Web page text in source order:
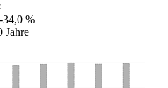
-34,0 %
Jahre